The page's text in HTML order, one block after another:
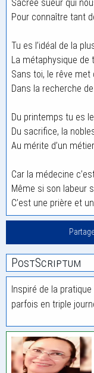
Sacrée sueur qui
Pour connaître tant
Tu es l’idéal de la
La métaphysique de
Sans toi, le rêve
Dans la recherche
Du printemps tu es
Du sacrifice, la
Au mérite d’un
Car la médecine
Même si son labeur
C’est une prière et
PostScriptum
Inspiré de la
parfois en triple